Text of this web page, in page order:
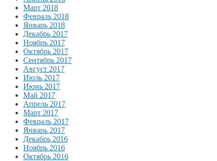
Март 2018
Февраль 2018
Январь 2018
Декабрь 2017
Ноябрь 2017
Октябрь 2017
Сентябрь 2017
Август 2017
Июль 2017
Июнь 2017
Май 2017
Апрель 2017
Март 2017
Февраль 2017
Январь 2017
Декабрь 2016
Ноябрь 2016
Октябрь 2016